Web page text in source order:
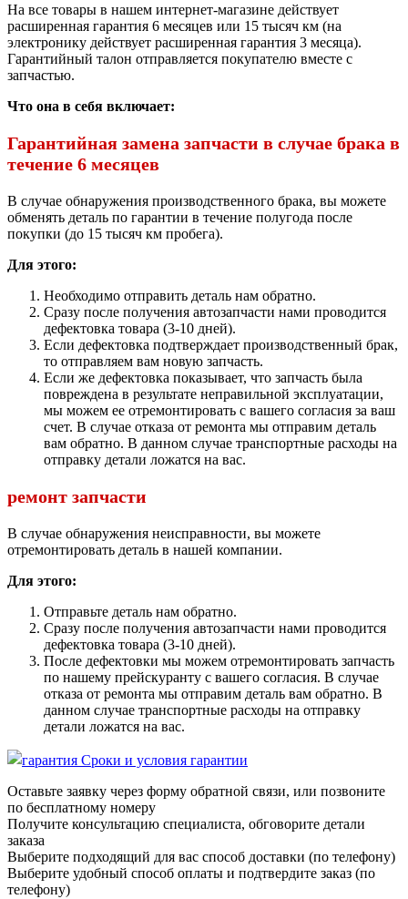
На все товары в нашем интернет-магазине действует
расширенная гарантия 6 месяцев или 15 тысяч км (на
электронику действует расширенная гарантия 3 месяца).
Гарантийный талон отправляется покупателю вместе с
запчастью.
Что она в себя включает:
Гарантийная замена запчасти в случае брака в
течение 6 месяцев
В случае обнаружения производственного брака, вы можете
обменять деталь по гарантии в течение полугода после
покупки (до 15 тысяч км пробега).
Для этого:
Необходимо отправить деталь нам обратно.
Сразу после получения автозапчасти нами проводится
дефектовка товара (3-10 дней).
Если дефектовка подтверждает производственный брак,
то отправляем вам новую запчасть.
Если же дефектовка показывает, что запчасть была
повреждена в результате неправильной эксплуатации,
мы можем ее отремонтировать с вашего согласия за ваш
счет. В случае отказа от ремонта мы отправим деталь
вам обратно. В данном случае транспортные расходы на
отправку детали ложатся на вас.
ремонт запчасти
В случае обнаружения неисправности, вы можете
отремонтировать деталь в нашей компании.
Для этого:
Отправьте деталь нам обратно.
Сразу после получения автозапчасти нами проводится
дефектовка товара (3-10 дней).
После дефектовки мы можем отремонтировать запчасть
по нашему прейскуранту с вашего согласия. В случае
отказа от ремонта мы отправим деталь вам обратно. В
данном случае транспортные расходы на отправку
детали ложатся на вас.
Сроки и условия гарантии
Оставьте заявку через форму обратной связи, или позвоните
по бесплатному номеру
Получите консультацию специалиста, обговорите детали
заказа
Выберите подходящий для вас способ доставки (по телефону)
Выберите удобный способ оплаты и подтвердите заказ (по
телефону)